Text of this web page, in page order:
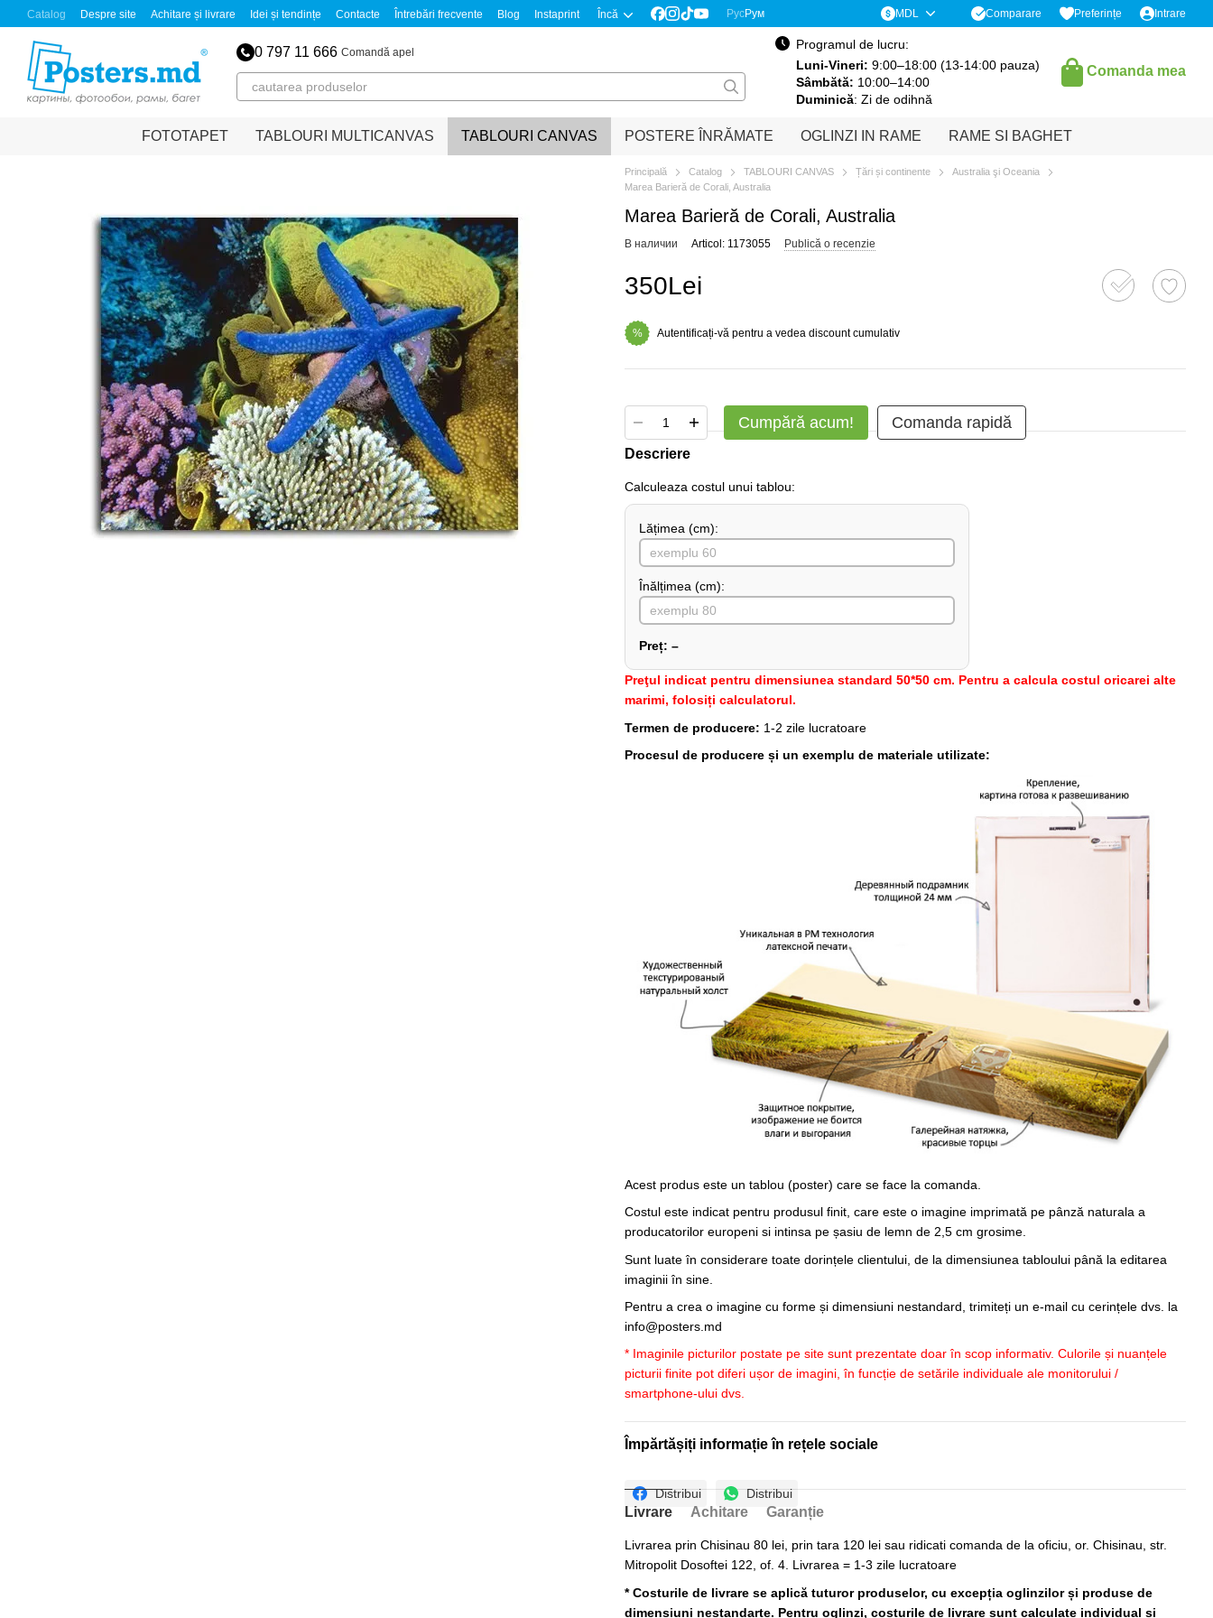
Mergi la conținutul principal
Catalog Despre site Achitare și livrare Idei și tendințe Contacte Întrebări frecvente Blog Instaprint Încă РусРум MDL Comparare Preferințe Intrare
0 797 11 666 Comandă apel
Programul de lucru:
Luni-Vineri: 9:00–18:00 (13-14:00 pauza)
Sâmbătă: 10:00–14:00
Duminică: Zi de odihnă
Comanda mea
FOTOTAPET TABLOURI MULTICANVAS TABLOURI CANVAS POSTERE ÎNRĂMATE OGLINZI IN RAME RAME SI BAGHET
Principală Catalog TABLOURI CANVAS Țări și continente
Australia şi Oceania
Marea Barieră de Corali, Australia
Marea Barieră de Corali, Australia
В наличии Articol: 1173055 Publică o recenzie
350Lei
% Autentificați-vă pentru a vedea discount cumulativ
Cumpără acum! Comanda rapidă
Descriere
Сalculeaza costul unui tablou:
Lățimea (сm):
Înălțimea (cm):
Preț: –
Preţul indicat pentru dimensiunea standard 50*50 cm. Pentru a calcula costul oricarei alte
marimi, folosiți calculatorul.
Termen de producere: 1-2 zile lucratoare
Procesul de producere și un exemplu de materiale utilizate:
Acest produs este un tablou (poster) care se face la comanda.
Costul este indicat pentru produsul finit, care este o imagine imprimată pe pânză naturala a
producatorilor europeni si intinsa pe șasiu de lemn de 2,5 cm grosime.
Sunt luate în considerare toate dorințele clientului, de la dimensiunea tabloului până la editarea
imaginii în sine.
Pentru a crea o imagine cu forme și dimensiuni nestandard, trimiteți un e-mail cu cerințele dvs. la
info@posters.md
* Imaginile picturilor postate pe site sunt prezentate doar în scop informativ. Culorile și nuanțele
picturii finite pot diferi ușor de imagini, în funcție de setările individuale ale monitorului /
smartphone-ului dvs.
Împărtășiți informație în rețele sociale
Distribui Distribui
Livrare Achitare Garanție
Livrarea prin Chisinau 80 lei, prin tara 120 lei sau ridicati comanda de la oficiu, or. Chisinau, str.
Mitropolit Dosoftei 122, of. 4. Livrarea = 1-3 zile lucratoare
* Costurile de livrare se aplică tuturor produselor, cu excepția oglinzilor și produse de
dimensiuni nestandarte. Pentru oglinzi, costurile de livrare sunt calculate individual și